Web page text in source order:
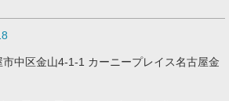
中区金山4-1-1 カーニープレイス名古屋金